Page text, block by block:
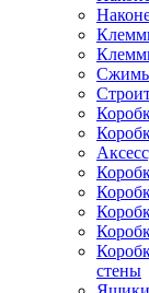
стены